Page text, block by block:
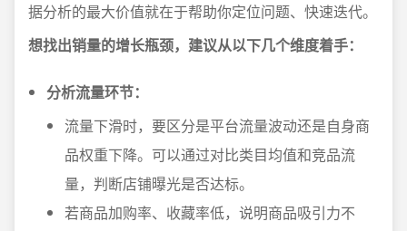
据分析的最大价值就在于帮助你定位问题、快速迭代。
想找出销量的增长瓶颈，建议从以下几个维度着手：
分析流量环节：
流量下滑时，要区分是平台流量波动还是自身商
品权重下降。可以通过对比类目均值和竞品流
量，判断店铺曝光是否达标。
若商品加购率、收藏率低，说明商品吸引力不